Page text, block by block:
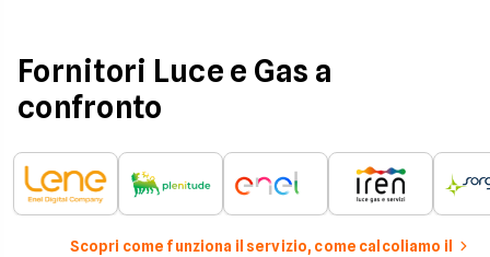
Fornitori Luce e Gas a
confronto
Scopri come funziona il servizio, come calcoliamo il